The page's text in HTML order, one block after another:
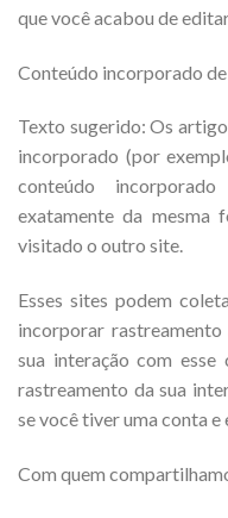
que você acabou de
Conteúdo incorporado
Texto sugerido: Os
incorporado (por
conteúdo
exatamente da mesma
visitado o outro site.
Esses sites podem
incorporar
sua interação com
rastreamento da sua
se você tiver uma conta
Com quem